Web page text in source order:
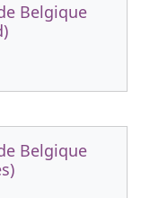
Belgique
Belgique